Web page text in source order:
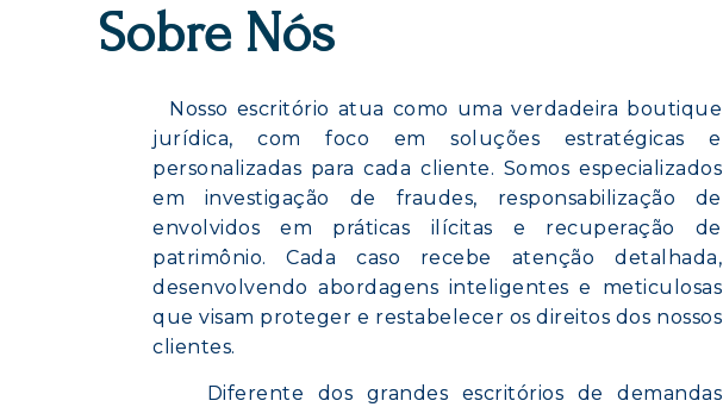
Sobre Nós
Nosso escritório atua como uma verdadeira boutique
jurídica, com foco em soluções estratégicas e
personalizadas para cada cliente. Somos especializados
em investigação de fraudes, responsabilização de
envolvidos em práticas ilícitas e recuperação de
patrimônio. Cada caso recebe atenção detalhada,
desenvolvendo abordagens inteligentes e meticulosas
que visam proteger e restabelecer os direitos dos nossos
clientes.
Diferente dos grandes escritórios de demandas